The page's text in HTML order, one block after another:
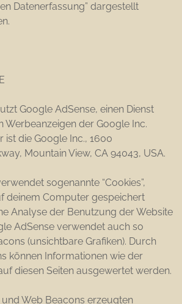
Datenerfassung” dargestellt
Google AdSense, einen Dienst
Werbeanzeigen der Google Inc.
ist die Google Inc., 1600
Mountain View, CA 94043, USA.
sogenannte “Cookies”,
deinem Computer gespeichert
Analyse der Benutzung der Website
AdSense verwendet auch so
(unsichtbare Grafiken). Durch
können Informationen wie der
diesen Seiten ausgewertet werden.
Web Beacons erzeugten